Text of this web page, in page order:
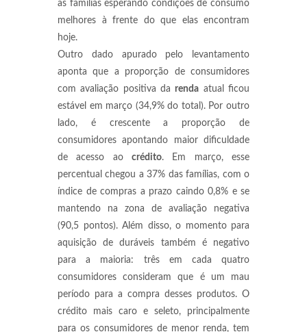
as famílias esperando condições de consumo
melhores à frente do que elas encontram
hoje.
Outro dado apurado pelo levantamento
aponta que a proporção de consumidores
com avaliação positiva darenda atual ficou
estável em março (34,9% do total). Por outro
lado, é crescente a proporção de
consumidores apontando maior dificuldade
de acesso ao crédito. Em março, esse
percentual chegou a 37% das famílias, com o
índice de compras a prazo caindo 0,8% e se
mantendo na zona de avaliação negativa
(90,5 pontos). Além disso, o momento para
aquisição de duráveis também é negativo
para a maioria: três em cada quatro
consumidores consideram que é um mau
período para a compra desses produtos. O
crédito mais caro e seleto, principalmente
para os consumidores de menor renda, tem